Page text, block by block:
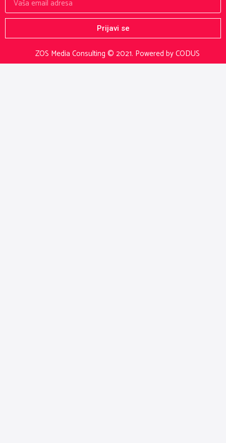
ZOS Media Consulting © 2021. Powered by CODUS
Prijavi se